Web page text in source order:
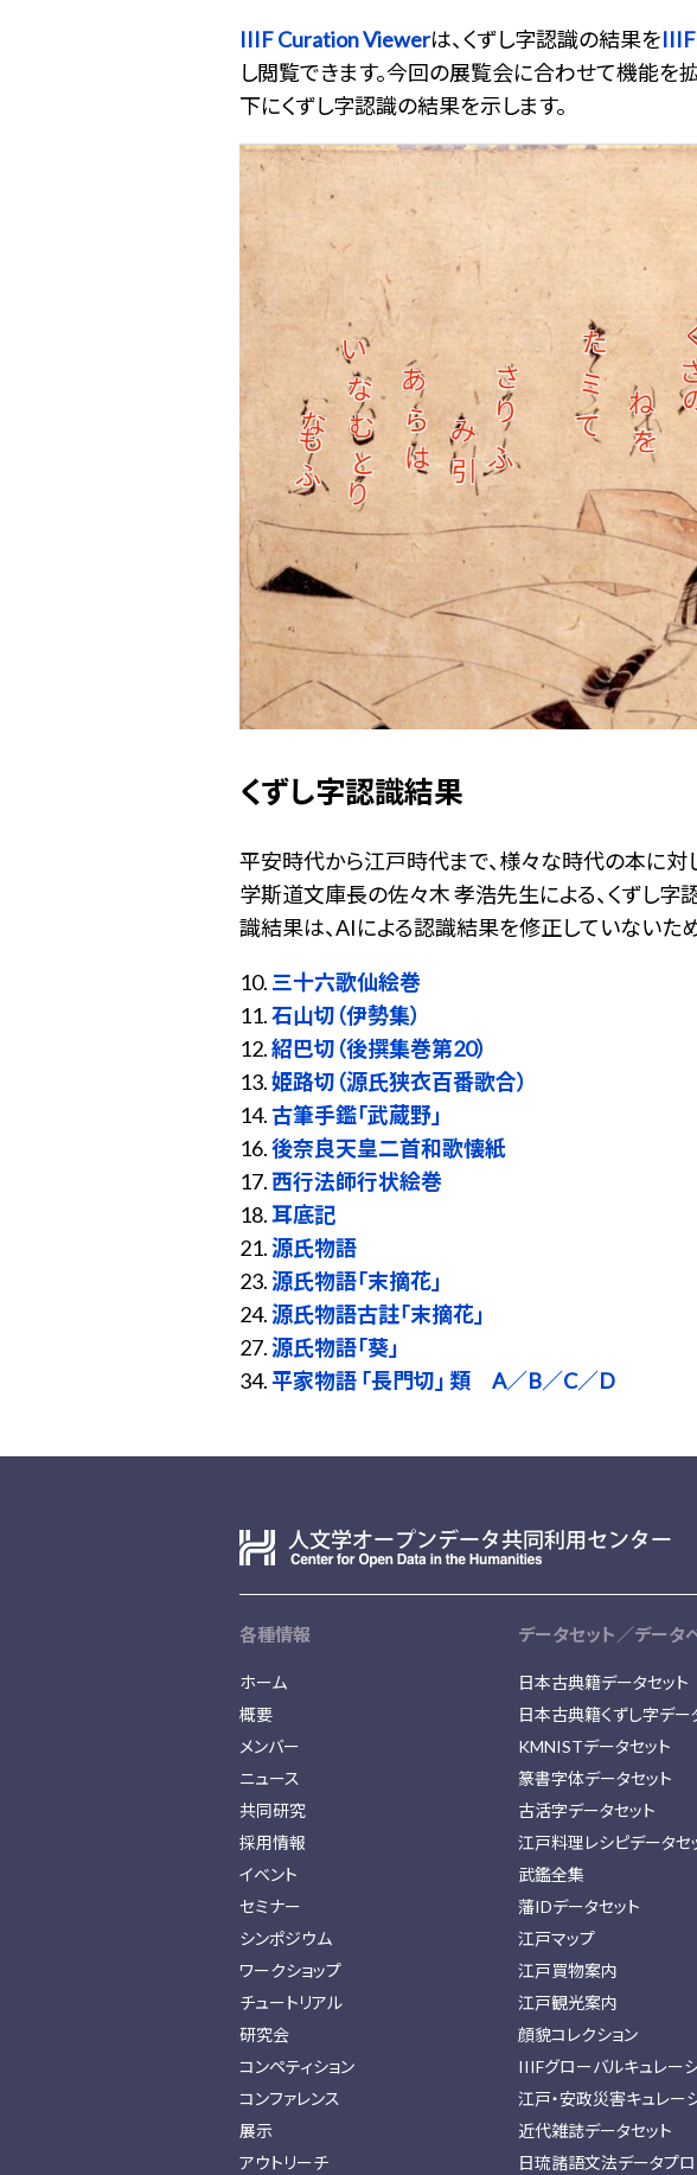
IIIF Curation Viewerは、くずし字認識の結果を
し閲覧できます。今回の展覧会に合わせて機能を
下にくずし字認識の結果を示します。
くずし字認識結果
平安時代から江戸時代まで、様々な時代の本に対
学斯道文庫長の佐々木 孝浩先生による、くずし字
識結果は、AIによる認識結果を修正していないた
10. 三十六歌仙絵巻
11.石山切（伊勢集）
12.紹巴切（後撰集巻第20）
13.姫路切（源氏狭衣百番歌合）
14.古筆手鑑「武蔵野」
16.後奈良天皇二首和歌懐紙
17. 西行法師行状絵巻
18.耳底記
21.源氏物語
23.源氏物語「末摘花」
24.源氏物語古註「末摘花」
27.源氏物語「葵」
34.平家物語 「長門切」 類 A／B／C／D
各種情報
ホーム
概要
メンバー
ニュース
共同研究
採用情報
イベント
セミナー
シンポジウム
ワークショップ
チュートリアル
研究会
コンペティション
コンファレンス
展示
アウトリーチ
データセット／データ
日本古典籍データセット
日本古典籍くずし字デー
KMNISTデータセット
篆書字体データセット
古活字データセット
江戸料理レシピデータセ
武鑑全集
藩IDデータセット
江戸マップ
江戸買物案内
江戸観光案内
顔貌コレクション
IIIFグローバルキュレー
江戸・安政災害キュレー
近代雑誌データセット
日琉諸語文法データプロ